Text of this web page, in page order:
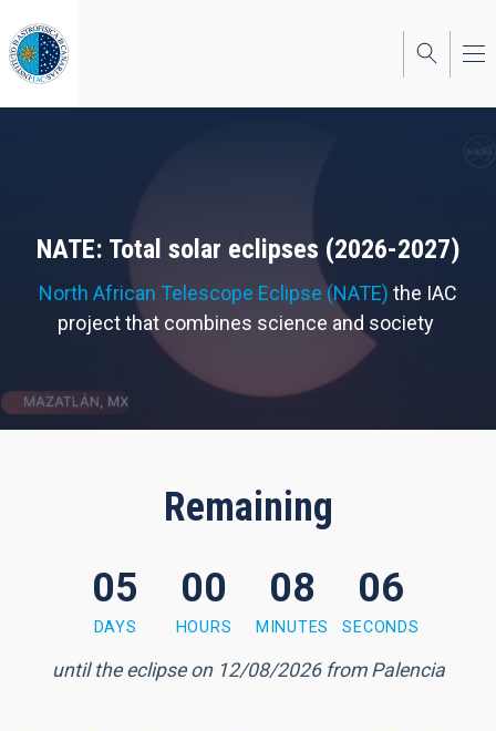
to
main
content
NATE: Total solar eclipses (2026-2027)
North African Telescope Eclipse (NATE) the IAC
project that combines science and society
Remaining
5 seconds05
DAYS
00
HOURS
08
MINUTES
05
SECONDS
until the eclipse on 12/08/2026 from Palencia